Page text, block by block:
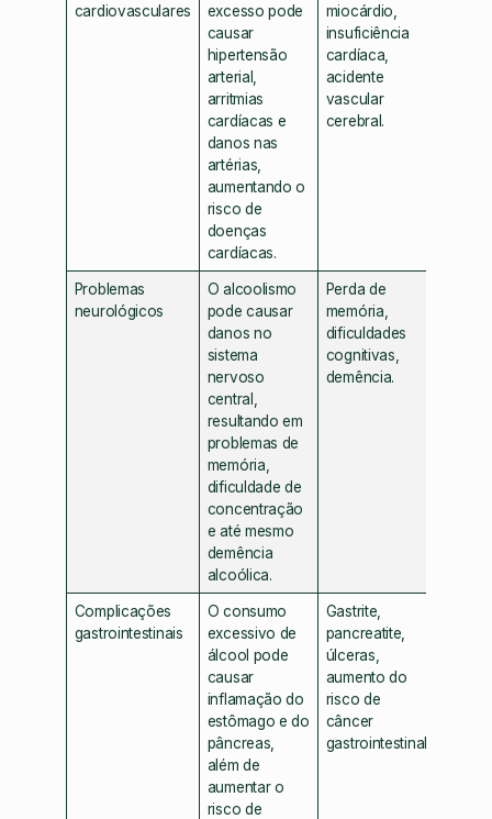
cardiovasculares
excesso pode
causar
hipertensão
arterial,
arritmias
cardíacas e
danos nas
artérias,
aumentando o
risco de
doenças
cardíacas.
miocárdio,
insuficiência
cardíaca,
acidente
vascular
cerebral.
Problemas
neurológicos
O alcoolismo
pode causar
danos no
sistema
nervoso
central,
resultando em
problemas de
memória,
dificuldade de
concentração
e até mesmo
demência
alcoólica.
Perda de
memória,
dificuldades
cognitivas,
demência.
Complicações
gastrointestinais
O consumo
excessivo de
álcool pode
causar
inflamação do
estômago e do
pâncreas,
além de
aumentar o
risco de
Gastrite,
pancreatite,
úlceras,
aumento do
risco de
câncer
gastrointestinal.